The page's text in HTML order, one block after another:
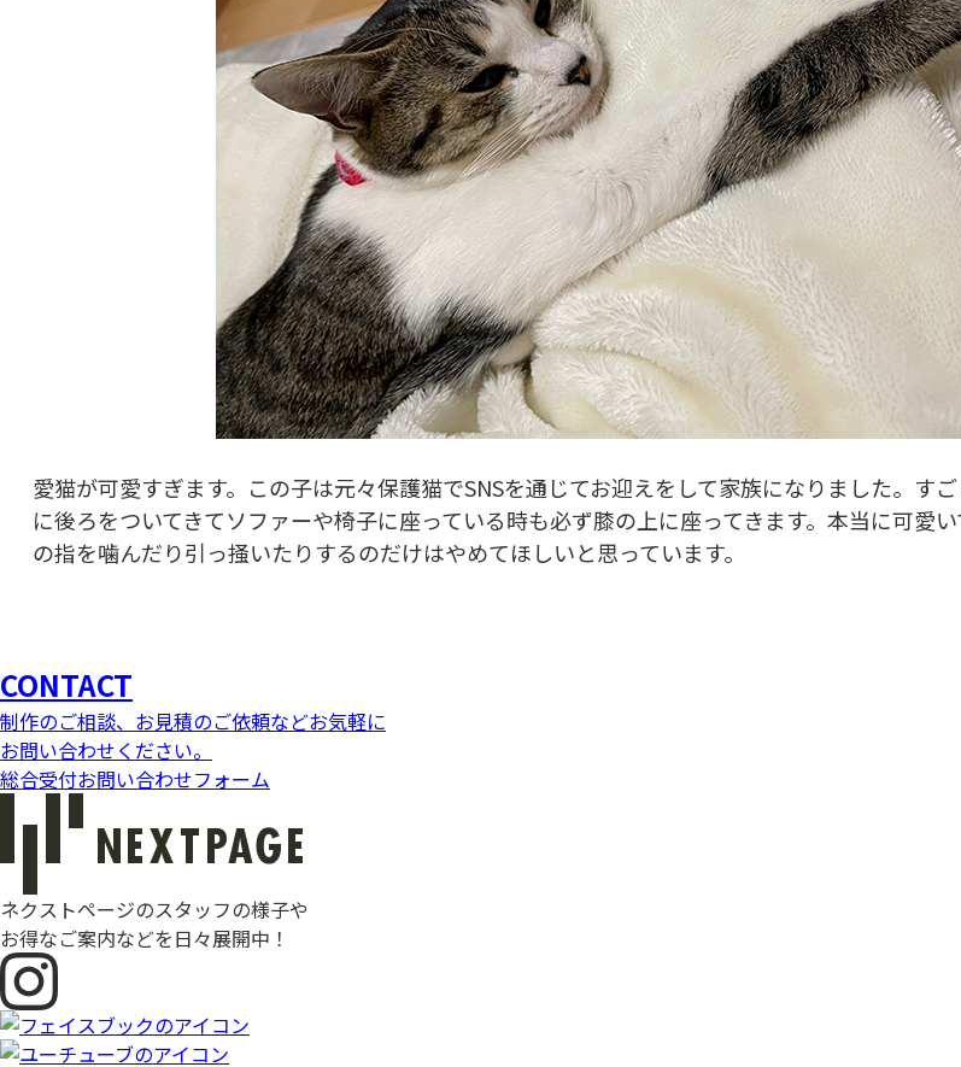
愛猫が可愛すぎます。この子は元々保護猫でSNSを通じてお迎えをして家族になりました。す
に後ろをついてきてソファーや椅子に座っている時も必ず膝の上に座ってきます。本当に可愛
の指を噛んだり引っ掻いたりするのだけはやめてほしいと思っています。
CONTACT
制作のご相談、お見積のご依頼などお気軽に
お問い合わせください。
総合受付お問い合わせフォーム
ネクストページのスタッフの様子や
お得なご案内などを日々展開中！